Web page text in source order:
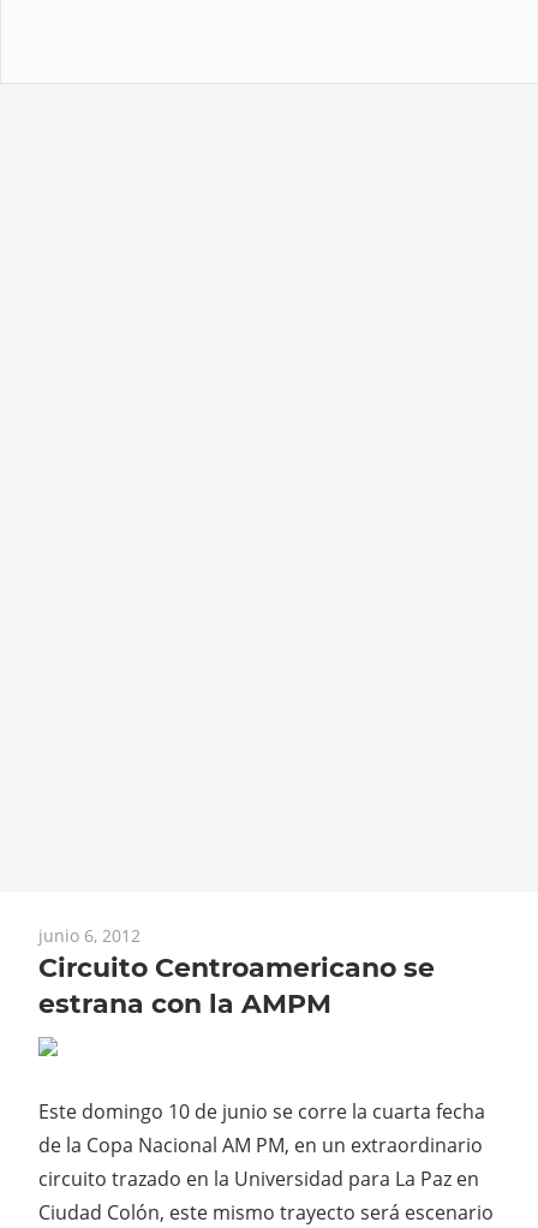
junio 6, 2012
Circuito Centroamericano se
estrana con la AMPM
Este domingo 10 de junio se corre la cuarta fecha
de la Copa Nacional AM PM, en un extraordinario
circuito trazado en la Universidad para La Paz en
Ciudad Colón, este mismo trayecto será escenario